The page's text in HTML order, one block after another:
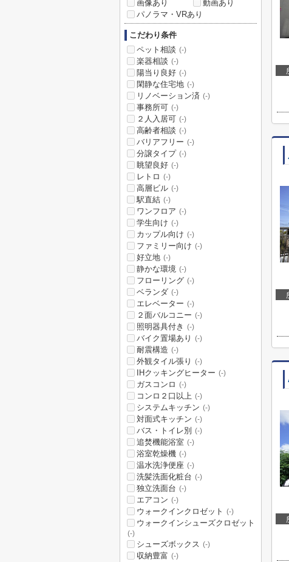
画像あり
動画あり
パノラマ・VRあり
こだわり条件
ペット相談 (-)
楽器相談 (-)
陽当り良好 (-)
閑静な住宅地 (-)
リノベーション済 (-)
事務所可 (-)
２人入居可 (-)
高齢者相談 (-)
バリアフリー (-)
分譲タイプ (-)
眺望良好 (-)
レトロ (-)
高層ビル (-)
駅直結 (-)
ワンフロア (-)
学生向け (-)
カップル向け (-)
ファミリー向け (-)
好立地 (-)
静かな環境 (-)
フローリング (-)
ベランダ (-)
エレベーター (-)
２面バルコニー (-)
照明器具付き (-)
バイク置場あり (-)
耐震構造 (-)
外観タイル張り (-)
IHクッキングヒーター (-)
ガスコンロ (-)
コンロ２口以上 (-)
システムキッチン (-)
対面式キッチン (-)
バス・トイレ別 (-)
追焚機能浴室 (-)
浴室乾燥機 (-)
温水洗浄便座 (-)
洗髪洗面化粧台 (-)
独立洗面台 (-)
エアコン (-)
ウォークインクロゼット (-)
ウォークインシューズクロゼット
(-)
シューズボックス (-)
収納豊富 (-)